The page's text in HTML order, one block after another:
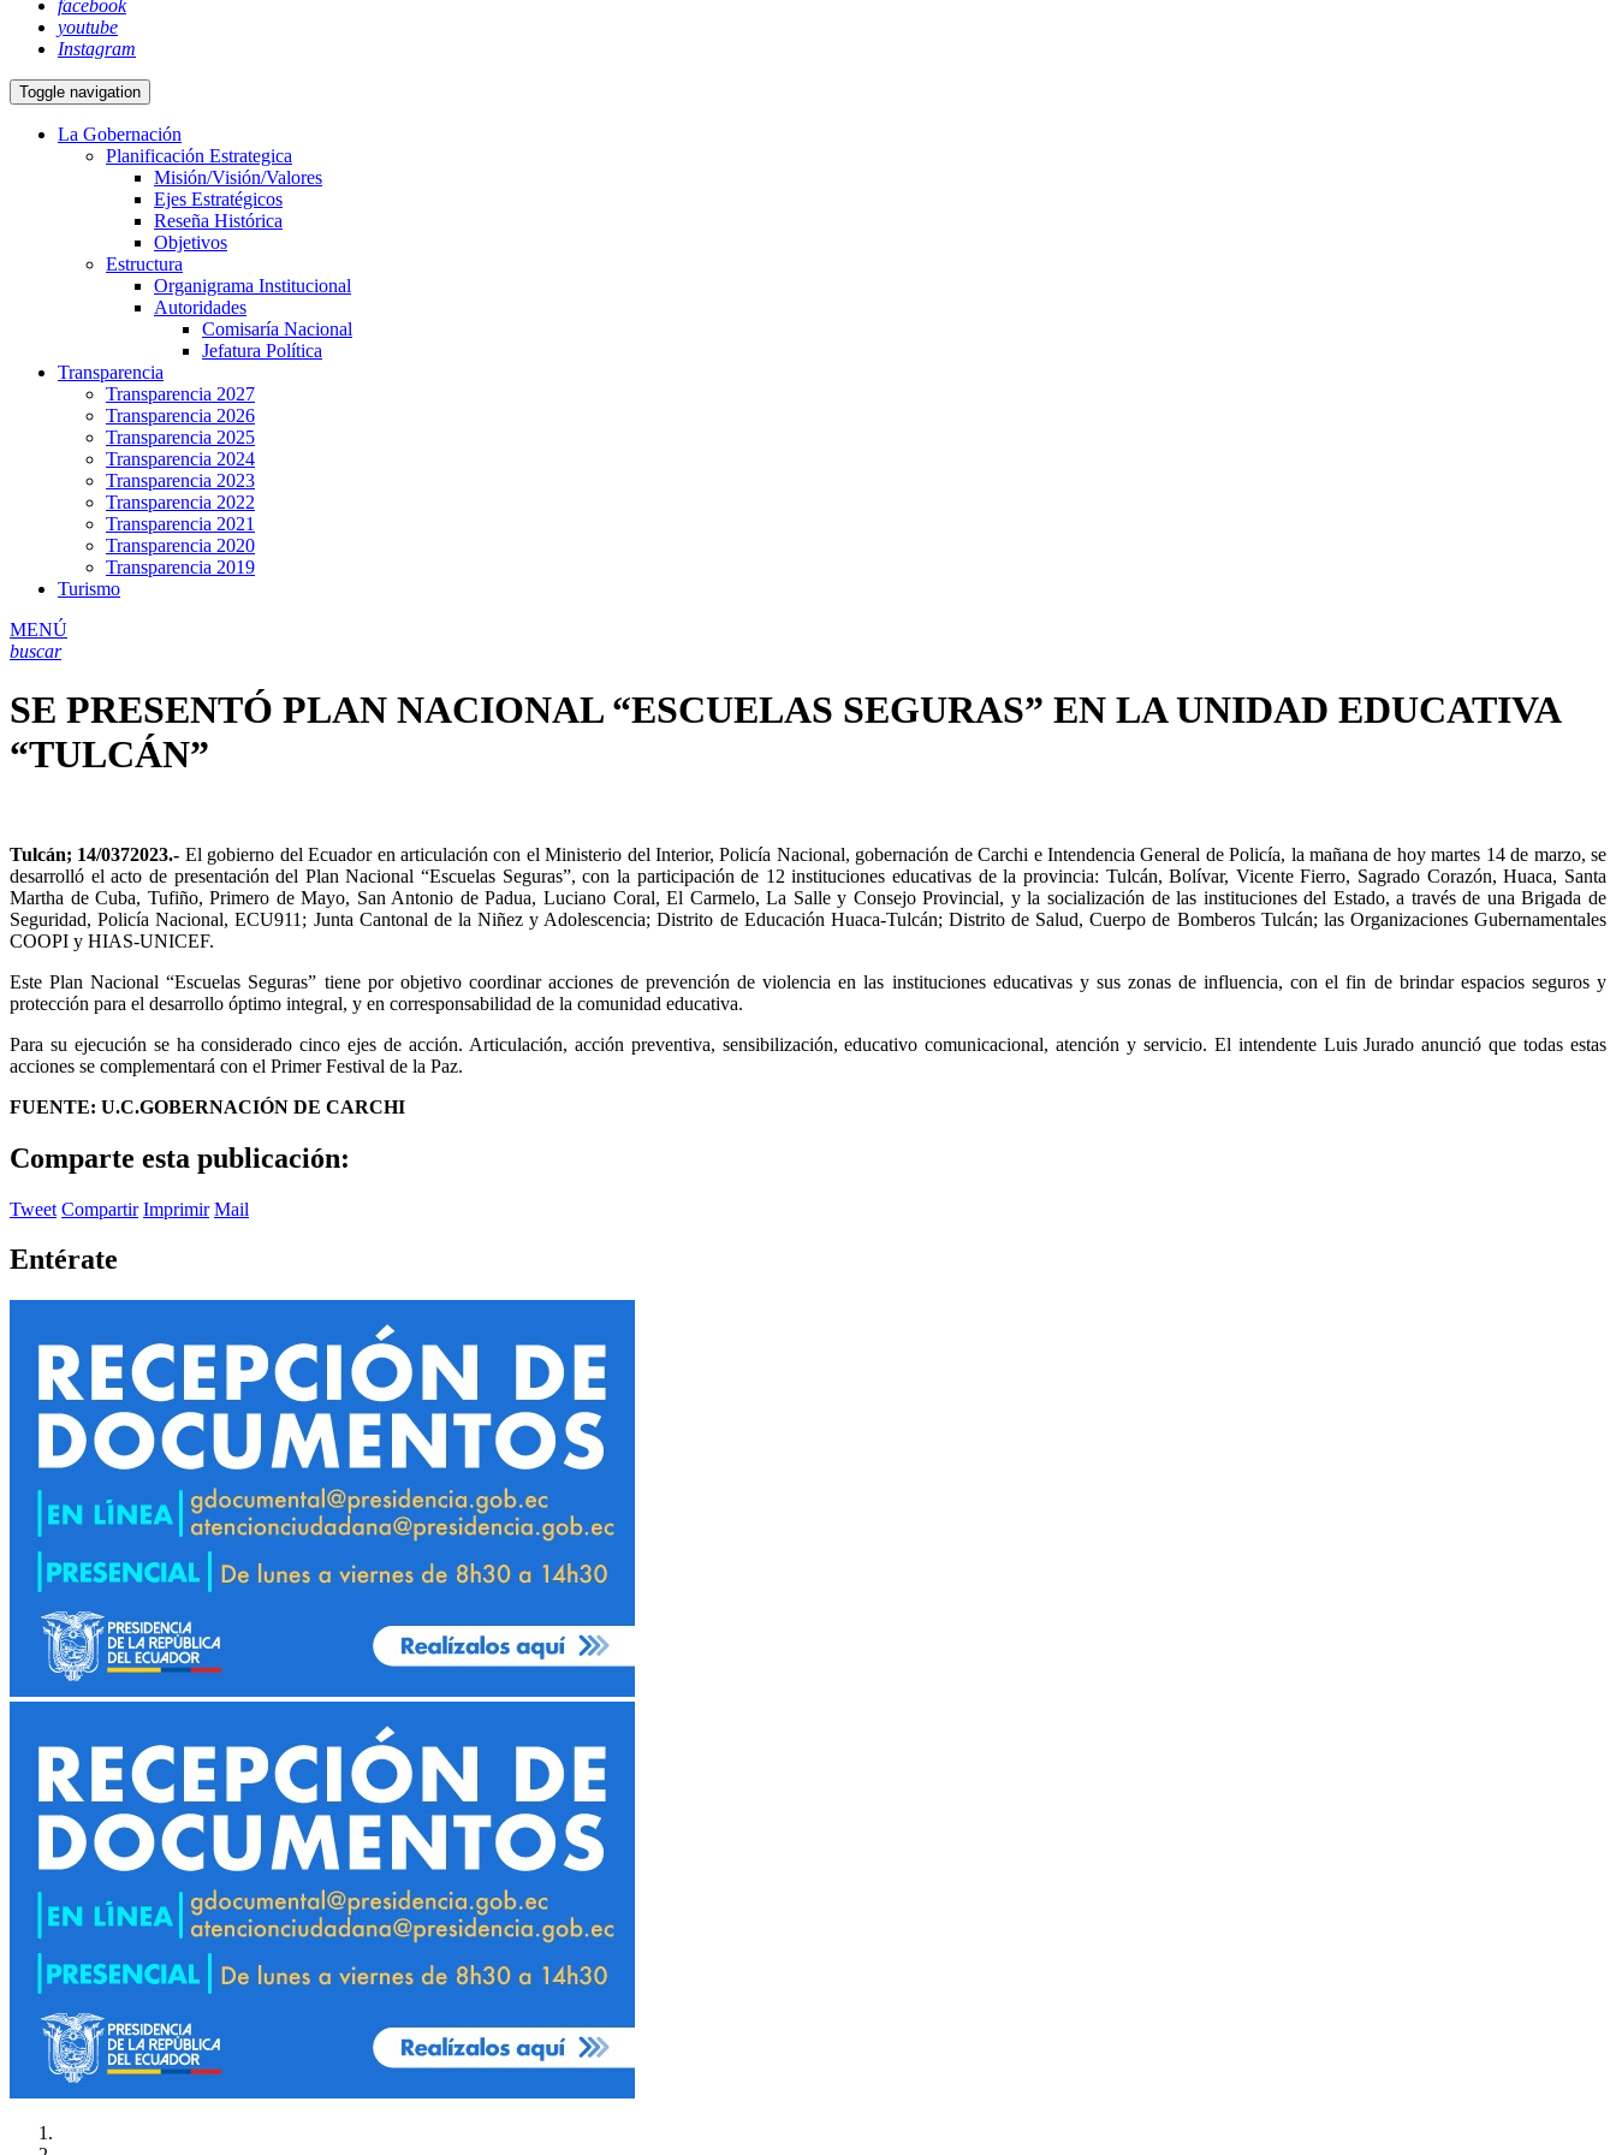
facebook
youtube
Instagram
Toggle navigation
La Gobernación
Planificación Estrategica
Misión/Visión/Valores
Ejes Estratégicos
Reseña Histórica
Objetivos
Estructura
Organigrama Institucional
Autoridades
Comisaría Nacional
Jefatura Política
Transparencia
Transparencia 2027
Transparencia 2026
Transparencia 2025
Transparencia 2024
Transparencia 2023
Transparencia 2022
Transparencia 2021
Transparencia 2020
Transparencia 2019
Turismo
MENÚ
buscar
SE PRESENTÓ PLAN NACIONAL “ESCUELAS SEGURAS” EN LA UNIDAD EDUCATIVA
“TULCÁN”
Tulcán; 14/0372023.- El gobierno del Ecuador en articulación con el Ministerio del Interior, Policía Nacional, gobernación de Carchi e Intendencia General de Policía, la mañana de hoy martes 14 de marzo, se
desarrolló el acto de presentación del Plan Nacional “Escuelas Seguras”, con la participación de 12 instituciones educativas de la provincia: Tulcán, Bolívar, Vicente Fierro, Sagrado Corazón, Huaca, Santa
Martha de Cuba, Tufiño, Primero de Mayo, San Antonio de Padua, Luciano Coral, El Carmelo, La Salle y Consejo Provincial, y la socialización de las instituciones del Estado, a través de una Brigada de
Seguridad, Policía Nacional, ECU911; Junta Cantonal de la Niñez y Adolescencia; Distrito de Educación Huaca-Tulcán; Distrito de Salud, Cuerpo de Bomberos Tulcán; las Organizaciones Gubernamentales
COOPI y HIAS-UNICEF.
Este Plan Nacional “Escuelas Seguras” tiene por objetivo coordinar acciones de prevención de violencia en las instituciones educativas y sus zonas de influencia, con el fin de brindar espacios seguros y
protección para el desarrollo óptimo integral, y en corresponsabilidad de la comunidad educativa.
Para su ejecución se ha considerado cinco ejes de acción. Articulación, acción preventiva, sensibilización, educativo comunicacional, atención y servicio. El intendente Luis Jurado anunció que todas estas
acciones se complementará con el Primer Festival de la Paz.
FUENTE: U.C.GOBERNACIÓN DE CARCHI
Comparte esta publicación:
Tweet Compartir Imprimir Mail
Entérate